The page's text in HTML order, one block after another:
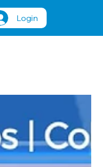
Login